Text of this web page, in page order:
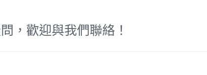
，歡迎與我們聯絡！